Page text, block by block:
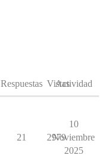
Respuestas Vistas
Actividad
21 2979
10
Noviembre
2025